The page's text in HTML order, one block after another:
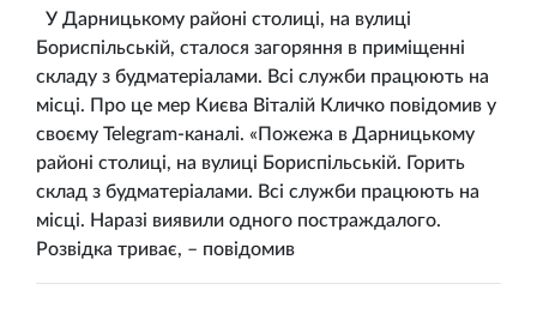
У Дарницькому районі столиці, на вулиці
Бориспільській, сталося загоряння в приміщенні
складу з будматеріалами. Всі служби працюють на
місці. Про це мер Києва Віталій Кличко повідомив у
своєму Telegram-каналі. «Пожежа в Дарницькому
районі столиці, на вулиці Бориспільській. Горить
склад з будматеріалами. Всі служби працюють на
місці. Наразі виявили одного постраждалого.
Розвідка триває, – повідомив